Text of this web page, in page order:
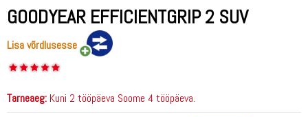
GOODYEAR EFFICIENTGRIP 2 SUV
Lisa võrdlusesse
Tarneaeg: Kuni 2 tööpäeva Soome 4 tööpäeva.